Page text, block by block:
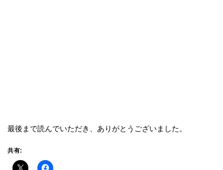
最後まで読んでいただき、ありがとうございました。
共有: